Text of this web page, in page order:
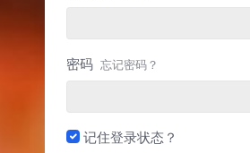
密码 忘记密码？
记住登录状态？